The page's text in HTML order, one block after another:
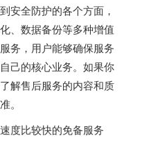
安全防护的各个方面，
、数据备份等多种增值
务，用户能够确保服务
己的核心业务。如果你
了解售后服务的内容和质
。
度比较快的免备服务